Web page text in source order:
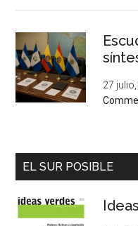
27
EL SUR POSIBLE